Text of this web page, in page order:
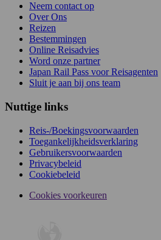
Neem contact op
Over Ons
Reizen
Bestemmingen
Online Reisadvies
Word onze partner
Japan Rail Pass voor Reisagenten
Sluit je aan bij ons team
Nuttige links
Reis-/Boekingsvoorwaarden
Toegankelijkheidsverklaring
Gebruikersvoorwaarden
Privacybeleid
Cookiebeleid
Cookies voorkeuren